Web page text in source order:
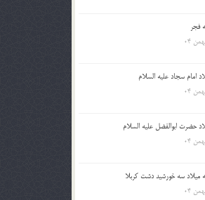
فجر
امام سجاد علیه السلام
حضرت ابوالفضل علیه السلام
میلاد سه خورشید دشت کربلا